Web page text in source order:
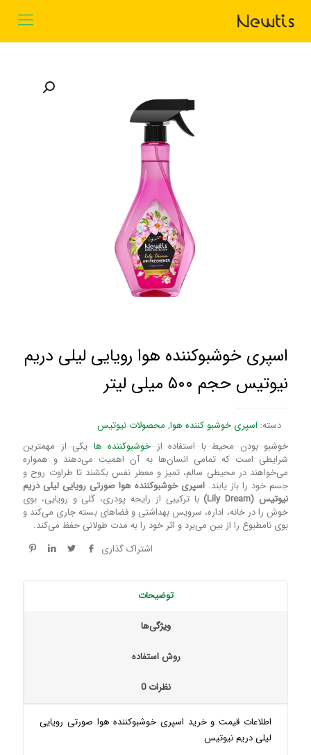
اسپری خوشبوکننده هوا رویایی لیلی دریم
نیوتیس حجم ۵۰۰ میلی لیتر
خوشبو بودن محیط با استفاده از خوشبوکننده ها یکی از مهمترین
شرایطی است که تمامی انسان‌ها به آن اهمیت می‌دهند و همواره
می‌خواهند در محیطی سالم، تمیز و معطر نفس بکشند تا طراوت روح و
جسم خود را باز یابند. اسپریخوشبوکننده هوا صورتی رویایی لیلی دریم
نیوتیس (Lily Dream)
با ترکیبی از رایحه پودری، گلی و رویایی، بوی
خوش را در خانه، اداره، سرویس بهداشتی و فضاهای بسته جاری می‌کند و
بوی نامطبوع را از بین می‌برد و اثر خود را به مدت طولانی حفظ می‌کند.
دسته: اسپری خوشبو کننده هوا, محصولات نیوتیس
اشتراک گذاری
توضیحات
ویژگی‌ها
روش استفاده
نظرات0
اطلاعات قیمت و خرید اسپری خوشبوکننده هوا صورتی رویایی
لیلی دریم نیوتیس